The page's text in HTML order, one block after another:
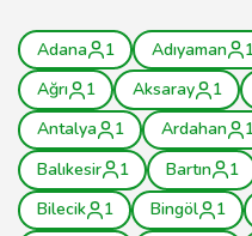
Adana 1 Adıyaman
Ağrı
1 Aksaray 1
Antalya
1 Ardahan
Balıkesir
1 Bartın 1
Bilecik
1 Bingöl 1